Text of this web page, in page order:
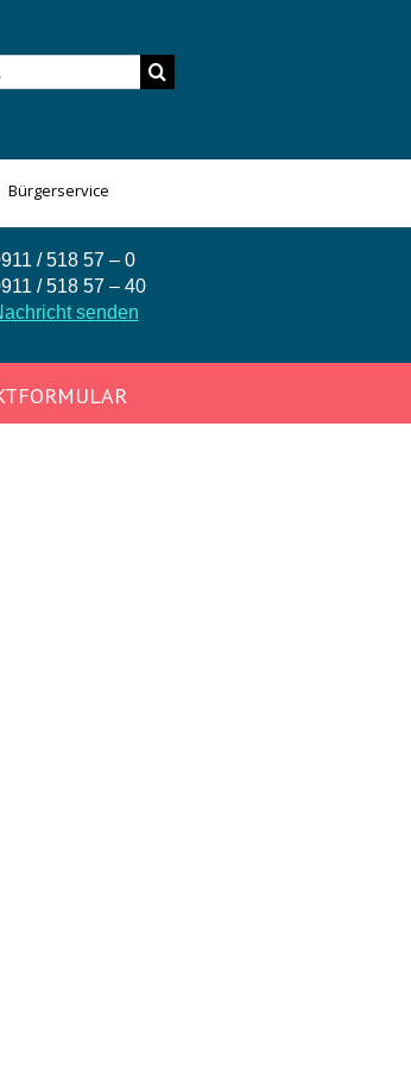
Bürgerservice
/ 518 57 – 0
/ 518 57 – 40
senden